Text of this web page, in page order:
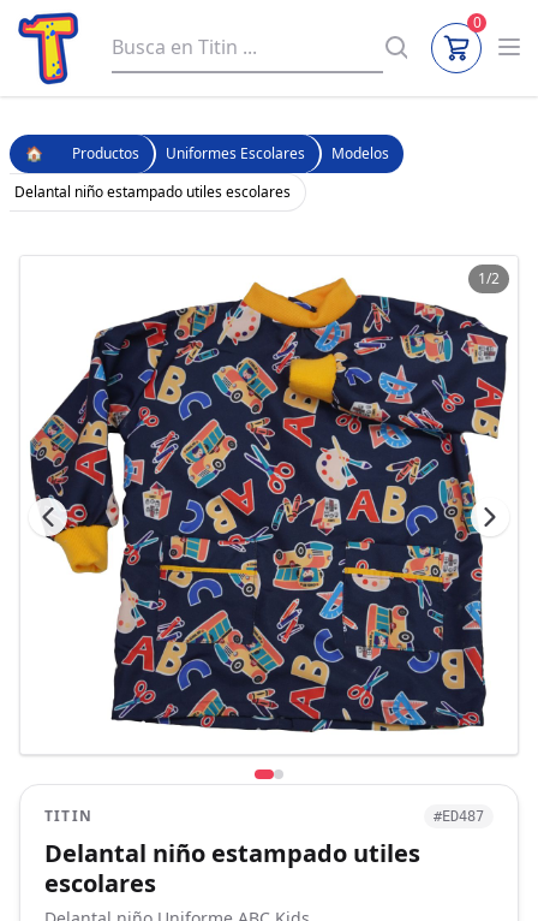
0
🏠 Productos Uniformes Escolares
Modelos
Delantal niño estampado utiles escolares
1/2
TITIN #ED487
Delantal niño estampado utiles
escolares